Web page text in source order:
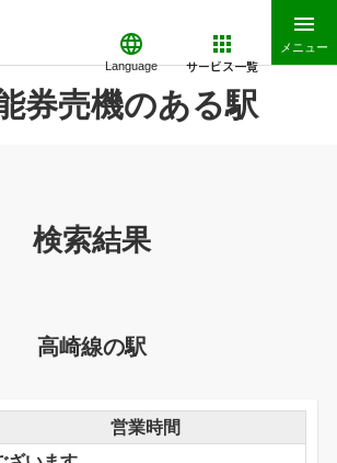
Language サービス一覧
メニュー
券売機のある駅
検索結果
高崎線の駅
営業時間